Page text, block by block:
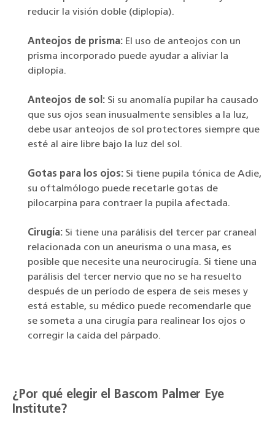
reducir la visión doble (diplopía).
Anteojos de prisma: El uso de anteojos con un
prisma incorporado puede ayudar a aliviar la
diplopía.
Anteojos de sol: Si su anomalía pupilar ha causado
que sus ojos sean inusualmente sensibles a la luz,
debe usar anteojos de sol protectores siempre que
esté al aire libre bajo la luz del sol.
Gotas para los ojos: Si tiene pupila tónica de Adie,
su oftalmólogo puede recetarle gotas de
pilocarpina para contraer la pupila afectada.
Cirugía: Si tiene una parálisis del tercer par craneal
relacionada con un aneurisma o una masa, es
posible que necesite una neurocirugía. Si tiene una
parálisis del tercer nervio que no se ha resuelto
después de un período de espera de seis meses y
está estable, su médico puede recomendarle que
se someta a una cirugía para realinear los ojos o
corregir la caída del párpado.
¿Por qué elegir el Bascom Palmer Eye
Institute?